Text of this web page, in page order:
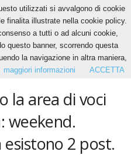
la area di voci
weekend.
2 post.
utilizzati si avvalgono di cookie
finalita illustrate nella cookie policy.
a tutti o ad alcuni cookie,
questo banner, scorrendo questa
la navigazione in altra maniera,
maggiori informazioni ACCETTA